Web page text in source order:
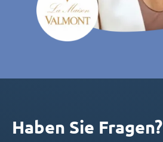
Haben Sie Fragen?